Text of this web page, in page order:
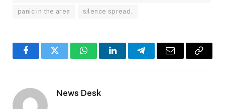
panic in the area silence spread.
FacebookTwitter WhatsAppLinkedInTelegramEmail
Copy
News Desk